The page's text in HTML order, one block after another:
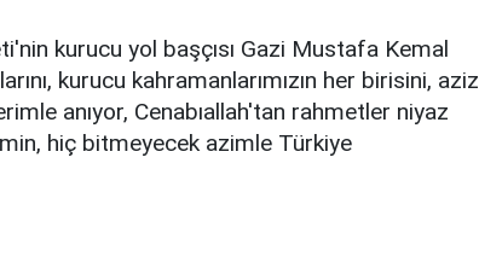
kurucu yol başçısı Gazi Mustafa Kemal
kurucu kahramanlarımızın her birisini, aziz
anıyor, Cenabıallah'tan rahmetler niyaz
hiç bitmeyecek azimle Türkiye